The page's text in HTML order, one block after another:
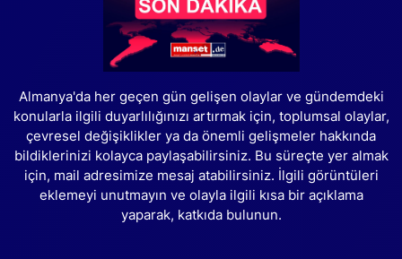
Almanya'da her geçen gün gelişen olaylar ve gündemdeki
konularla ilgili duyarlılığınızı artırmak için, toplumsal olaylar,
çevresel değişiklikler ya da önemli gelişmeler hakkında
bildiklerinizi kolayca paylaşabilirsiniz. Bu süreçte yer almak
için, mail adresimize mesaj atabilirsiniz. İlgili görüntüleri
eklemeyi unutmayın ve olayla ilgili kısa bir açıklama
yaparak, katkıda bulunun.